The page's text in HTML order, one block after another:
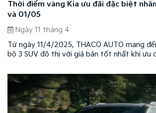
Thời điểm vàng Kia ưu đãi đặc biệt
và 01/05
Ngày 11 tháng 4
Từ ngày 11/4/2025, THACO AUTO mang
bộ 3 SUV đô thị với giá bán tốt nhất khi ưu
New Carens mừng lễ 30/4 và 1/5. Chương
theo dòng xe và phiên bản.